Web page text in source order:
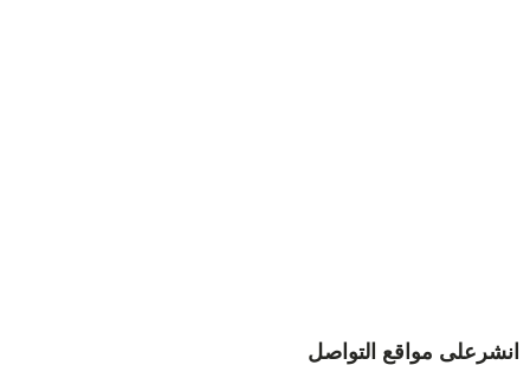
انشرعلى مواقع التواصل